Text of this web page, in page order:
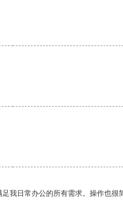
我日常办公的所有需求。操作也很